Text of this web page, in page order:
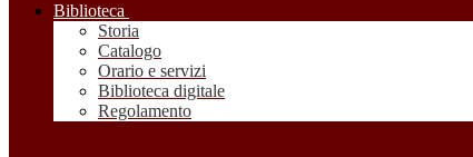
Biblioteca
Storia
Catalogo
Orario e servizi
Biblioteca digitale
Regolamento